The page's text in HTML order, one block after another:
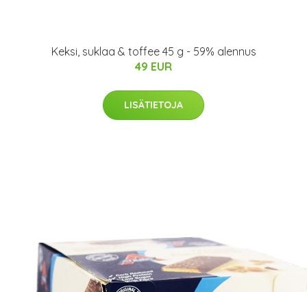
Keksi, suklaa & toffee 45 g - 59% alennus
49 EUR
LISÄTIETOJA